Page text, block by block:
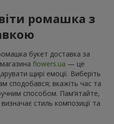
ромашка з
букет доставка за
flowers.ua — це
щирі емоції. Виберіть
сподобався; вкажіть час та
способом. Пам’ятайте,
стиль композиції та